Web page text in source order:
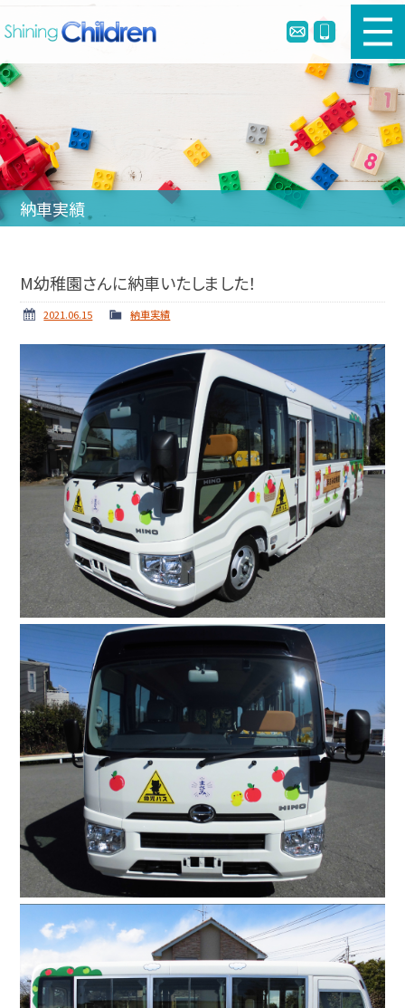
新車幼児バスのご購入
中古幼児バスのご購入
幼児バスとは
リメイク・定員変更・簡易シートベルト
ホーム ニュース
納車実績 お問い合わせ
個人情報保護方針
納車実績
M幼稚園さんに納車いたしました！
2021.06.15 納車実績